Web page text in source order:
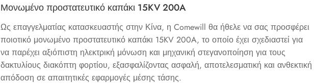
Μονωμένο προστατευτικό καπάκι 15KV 200A
Ως επαγγελματίας κατασκευαστής στην Κίνα, η Comewill θα ήθελε να σας προσφέρει
ποιοτικό μονωμένο προστατευτικό καπάκι 15KV 200A, το οποίο έχει σχεδιαστεί για
να παρέχει αξιόπιστη ηλεκτρική μόνωση και μηχανική στεγανοποίηση για τους
δακτυλίους διακόπτη φορτίου, εξασφαλίζοντας ασφαλή, αποτελεσματική και ανθεκτική
απόδοση σε απαιτητικές εφαρμογές μέσης τάσης.